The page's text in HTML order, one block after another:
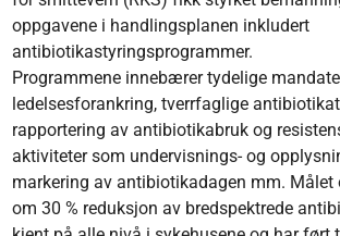
oppgavene i handlingsplanen inkludert
antibiotikastyringsprogrammer.
Programmene innebærer tydelige
ledelsesforankring, tverrfaglige
rapportering av antibiotikabruk og
aktiviteter som undervisnings- og
markering av antibiotikadagen mm. Målet
om 30 % reduksjon av bredspektrede